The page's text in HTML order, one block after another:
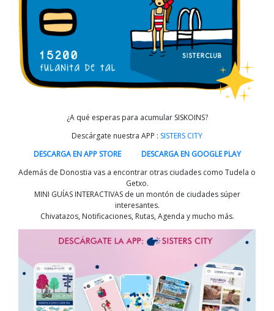
¿A qué esperas para acumular SISKOINS?
Descárgate nuestra APP : SISTERS CITY
DESCARGA EN APP STORE
DESCARGA EN GOOGLE PLAY
Además de Donostia vas a encontrar otras ciudades como Tudela o
Getxo.
MINI GUÍAS INTERACTIVAS de un montón de ciudades súper
interesantes.
Chivatazos, Notificaciones, Rutas, Agenda y mucho más.